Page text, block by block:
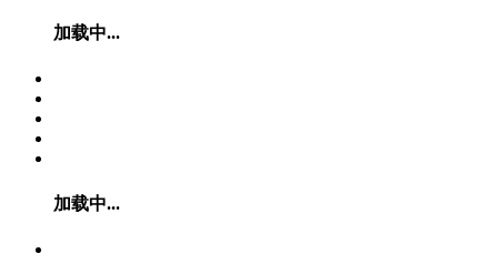
加载中...
加载中...